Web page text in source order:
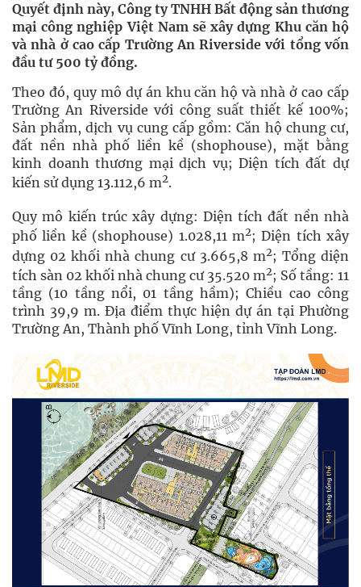
Quyết định này, Công ty TNHH Bất động sản thương
mại công nghiệp Việt Nam sẽ xây dựng Khu căn hộ
và nhà ở cao cấp Trường An Riverside với tổng vốn
đầu tư 500 tỷ đồng.
Theo đó, quy mô dự án khu căn hộ và nhà ở cao cấp
Trường An Riverside với công suất thiết kế 100%;
Sản phẩm, dịch vụ cung cấp gồm: Căn hộ chung cư,
đất nền nhà phố liền kề (shophouse), mặt bằng
kinh doanh thương mại dịch vụ; Diện tích đất dự
kiến sử dụng 13.112,6 m2.
Quy mô kiến trúc xây dựng: Diện tích đất nền nhà
phố liền kề (shophouse) 1.028,11 m2; Diện tích xây
dựng 02 khối nhà chung cư 3.665,8 m2; Tổng diện
tích sàn 02 khối nhà chung cư 35.520 m2; Số tầng: 11
tầng (10 tầng nổi, 01 tầng hầm); Chiều cao công
trình 39,9 m. Địa điểm thực hiện dự án tại Phường
Trường An, Thành phố Vĩnh Long, tỉnh Vĩnh Long.